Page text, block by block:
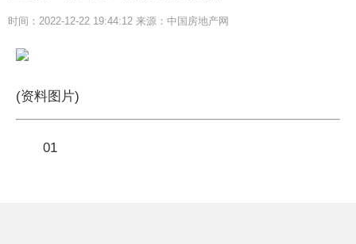
时间：2022-12-22 19:44:12 来源：中国房地产网
(资料图片)
01